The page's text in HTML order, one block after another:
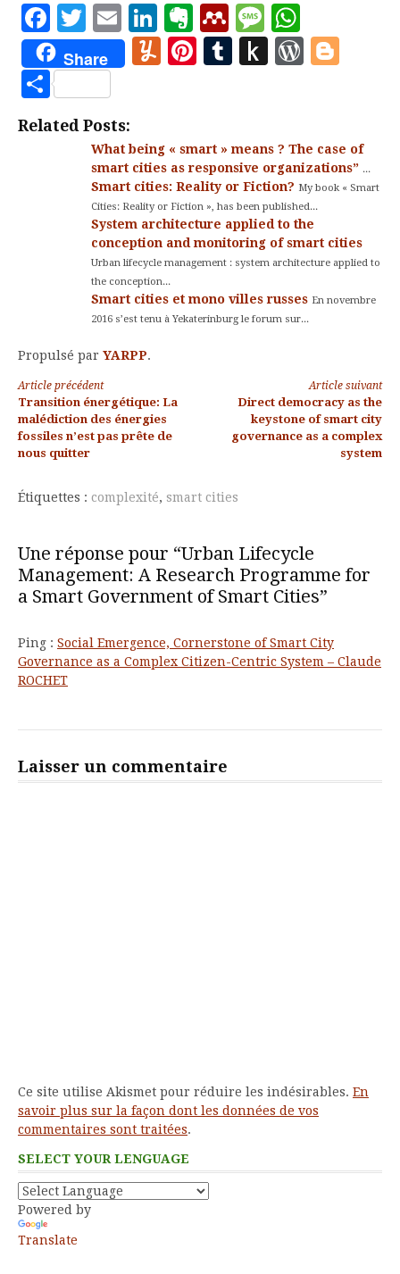
Facebook
Twitter
EmailLinkedIn
Evernote
Mendeley
Message
Share Yummly
Pinterest
Tumblr
Push
Partager
Related Posts:
What being « smart » means ? The case of
smart cities as responsive organizations” ...
Smart cities: Reality or Fiction? My book « Smart
Cities: Reality or Fiction », has been published...
System architecture applied to the
conception and monitoring of smart cities
Urban lifecycle management : system architecture applied to
the conception...
Smart cities et mono villes russes En novembre
2016 s’est tenu à Yekaterinburg le forum sur...
Propulsé par YARPP.
Lire
la
suite
Article précédent
Transition énergétique: La
malédiction des énergies
fossiles n’est pas prête de
nous quitter
Article suivant
Direct democracy as the
keystone of smart city
governance as a complex
system
Étiquettes : complexité, smart cities
Une réponse pour “Urban Lifecycle
Management: A Research Programme for
a Smart Government of Smart Cities”
Ping : Social Emergence, Cornerstone of Smart City
Governance as a Complex Citizen-Centric System – Claude
ROCHET
Laisser un commentaire
Ce site utilise Akismet pour réduire les indésirables. En
savoir plus sur la façon dont les données de vos
commentaires sont traitées.
SELECT YOUR LENGUAGE
Powered by
Translate